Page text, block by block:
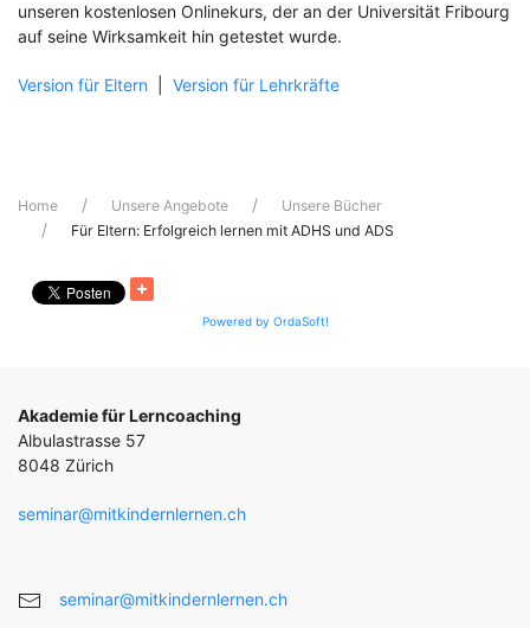
unseren kostenlosen Onlinekurs, der an der Universität Fribourg
auf seine Wirksamkeit hin getestet wurde.
Version für Eltern Version für Lehrkräfte
Home Unsere Angebote
Unsere Bücher
Für Eltern: Erfolgreich lernen mit ADHS und ADS
Powered by OrdaSoft!
Akademie für Lerncoaching
Albulastrasse 57
8048 Zürich
seminar@mitkindernlernen.ch
seminar@mitkindernlernen.ch